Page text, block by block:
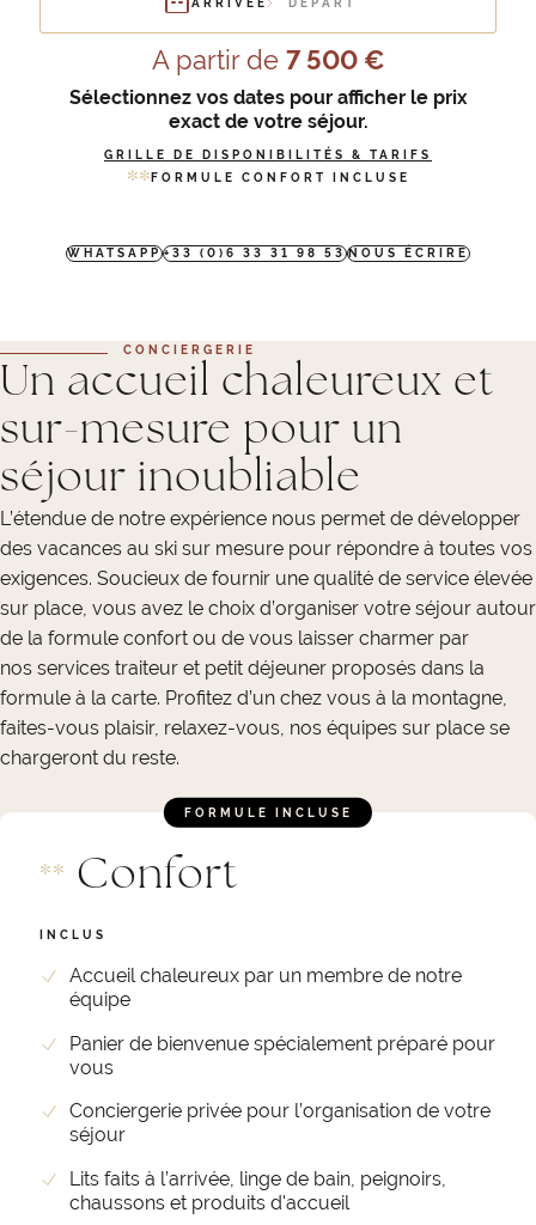
A partir de 7 500 €
Sélectionnez vos dates pour afficher le prix
exact de votre séjour.
GRILLE DE DISPONIBILITÉS & TARIFS
** FORMULE CONFORT INCLUSE
WHATSAPP+33 (0)6 33 31 98 53NOUS ÉCRIRE
CONCIERGERIE
Un accueil chaleureux et
sur-mesure pour un
séjour inoubliable
L’étendue de notre expérience nous permet de développer
des vacances au ski sur mesure pour répondre à toutes vos
exigences. Soucieux de fournir une qualité de service élevée
sur place, vous avez le choix d’organiser votre séjour autour
de la formule confort ou de vous laisser charmer par
nos services traiteur et petit déjeuner proposés dans la
formule à la carte. Profitez d’un chez vous à la montagne,
faites-vous plaisir, relaxez-vous, nos équipes sur place se
chargeront du reste.
FORMULE INCLUSE
** Confort
INCLUS
Accueil chaleureux par un membre de notre
équipe
Panier de bienvenue spécialement préparé pour
vous
Conciergerie privée pour l’organisation de votre
séjour
Lits faits à l’arrivée, linge de bain, peignoirs,
chaussons et produits d'accueil